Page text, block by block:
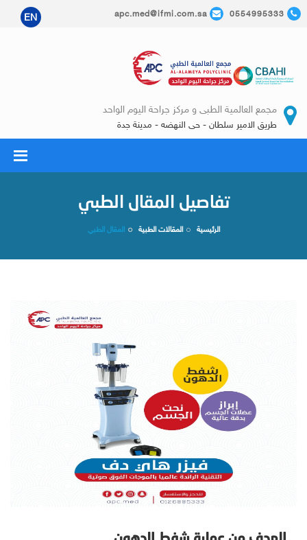
apc.med@ifmi.com.sa 0554995333
EN
مجمع العالمية الطبى و مركز جراحة اليوم الواحد
طريق الامير سلطان - حى النهضه - مدينة جدة
تفاصيل المقال الطبي
الرئيسية المقالات الطبية المقال الطبي